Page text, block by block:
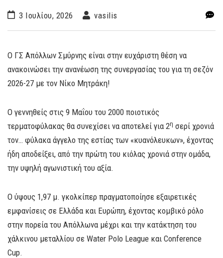
3 Ιουλίου, 2026 vasilis
Ο ΓΣ Απόλλων Σμύρνης είναι στην ευχάριστη θέση να
ανακοινώσει την ανανέωση της συνεργασίας του για τη σεζόν
2026-27 με τον Νίκο Μητράκη!
Ο γεννηθείς στις 9 Μαΐου του 2000 ποιοτικός
τερματοφύλακας θα συνεχίσει να αποτελεί για 2η σερί χρονιά
τον… φύλακα άγγελο της εστίας των «κυανόλευκων», έχοντας
ήδη αποδείξει, από την πρώτη του κιόλας χρονιά στην ομάδα,
την υψηλή αγωνιστική του αξία.
Ο ύψους 1,97 μ. γκολκίπερ πραγματοποίησε εξαιρετικές
εμφανίσεις σε Ελλάδα και Ευρώπη, έχοντας κομβικό ρόλο
στην πορεία του Απόλλωνα μέχρι και την κατάκτηση του
χάλκινου μεταλλίου σε Water Polo League και Conference
Cup.